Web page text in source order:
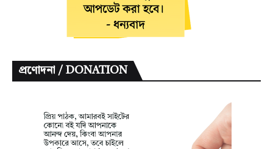
প্রণোদনা / DONATION